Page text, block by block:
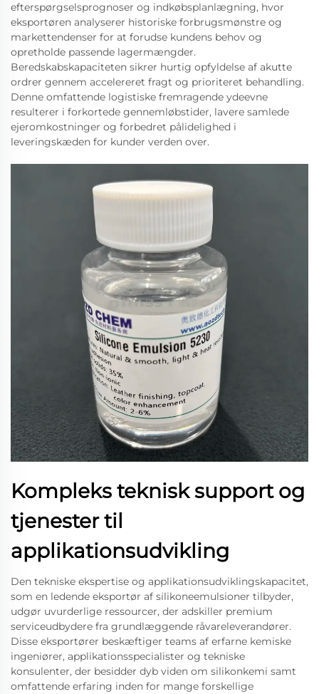
efterspørgselsprognoser og indkøbsplanlægning, hvor
eksportøren analyserer historiske forbrugsmønstre og
markettendenser for at forudse kundens behov og
opretholde passende lagermængder.
Beredskabskapaciteten sikrer hurtig opfyldelse af akutte
ordrer gennem accelereret fragt og prioriteret behandling.
Denne omfattende logistiske fremragende ydeevne
resulterer i forkortede gennemløbstider, lavere samlede
ejeromkostninger og forbedret pålidelighed i
leveringskæden for kunder verden over.
Kompleks teknisk support og
tjenester til
applikationsudvikling
Den tekniske ekspertise og applikationsudviklingskapacitet,
som en ledende eksportør af silikoneemulsioner tilbyder,
udgør uvurderlige ressourcer, der adskiller premium
serviceudbydere fra grundlæggende råvareleverandører.
Disse eksportører beskæftiger teams af erfarne kemiske
ingeniører, applikationsspecialister og tekniske
konsulenter, der besidder dyb viden om silikonkemi samt
omfattende erfaring inden for mange forskellige